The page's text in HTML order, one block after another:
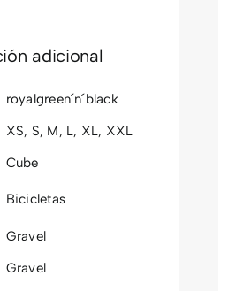
adicional
royalgreen´n´black
XS, S, M, L, XL, XXL
Cube
Bicicletas
Gravel
Gravel